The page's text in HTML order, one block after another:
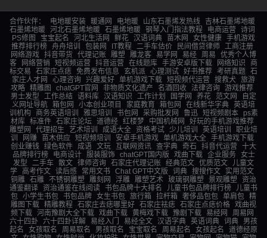
合作伙伴： 电地暖安装 暖通网 电地暖 山东石墨烯发热线
吉林石墨烯地暖
石墨烯地暖
河北石墨烯地暖 石墨烯地暖 钢琴入门指法教程 电商运营
诗词
PS修图
宝宝起名 河北生活网 鲜花 汉语词典 苗木网 女性健康 手机游戏
推荐排行榜
舟舟培训 包装网 IT教程 二手车估价 民间借贷律师
工商注册
网络游戏 抖音带货 代理记账 雕塑 雕龙客 易学网 易经 周易
优秀个人博
客
网络营销 短视频运营 抖音运营 在线题库 手游安卓版下载 网络知识
商
标交易
石家庄点痣 免费发布信息 玄机派 心理测试 好书推荐 考研真题 石
家庄人才网
心理咨询 兴趣爱好 单机游戏下载 短视频代运营 搜救犬 旅游
攻略 精雕图 chatGPT官网 非物质文化遗产 名酒回收 法律咨询 游戏推荐
男士发型
工作总结 语料库 汉语知识 工作计划 国学网 养花 范文网
自定
义网址导航 箱包网 小本创业项目 家庭教育 箱包网 在线新华字典 英语培
训机构
商务英语培训 雅思培训 书包网 采购批发网 鲁迅 短视频剧本
ps素
材库
标准件 石家庄论坛 道德经 红楼梦 中国机械网
好玩的手机游戏推荐
雕塑网
代理招生 艺术培训 成语大全 资格考试 少儿培训 英语培训
职业培
训
网赚 苗木供应 短视频培训 安卓手机游戏 单机游戏大全
手机游戏下载
创业赚钱
绿色软件 成语 文玩 互联网资讯 查字典 奇石 抖音代运营 十大
品牌排行榜
电商设计 服装服饰 chatGPT国内版 戏曲下载 企业服务
女士
发型
二手车 散文 律师咨询 石家庄代理记账 经典范文 优质范文
儿童文
学 高考作文 读后感 常用文书 Chat GPT中文版 词典 搜搜作文
实用范文
铜雕 石雕 不锈钢雕塑 雕刻网 浮雕 雕塑艺术 玻璃钢雕塑 景观雕塑
资治
通鉴翻译
资治通鉴在线阅读 书包品牌十大排名 儿童书包品牌排行榜
儿童书
包 小学生书包 书包品牌 女生书包 旅行箱 拉杆箱 奢侈品包包 单肩包 精
雕图下载 精雕教程 石家庄去痣哪里好 石家庄祛痣 石家庄点痣价格 戏曲视
频下载
河南豫剧大全下载 戏曲下载 黄梅戏下载 豫剧下载 易经网
周易网
六十四卦
六十四卦详解 易经入门 易经全文 汉语字典 英语词典 词典
男孩
起名
女孩取名 周易取名 男孩取名 宝宝取名 周易起名 女孩起名
道德经原